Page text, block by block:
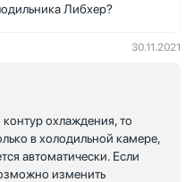
Либхер?
30.11.2021
охлаждения, то
в холодильной камере,
автоматически. Если
изменить